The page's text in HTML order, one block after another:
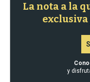
La nota a la
y